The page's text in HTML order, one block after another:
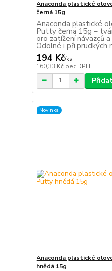
Anaconda plastické
černá 15g
Anaconda plastické
Putty černá 15g –
pro zatížení návazců
Odolné i při prudkých
194 Kč/ks
160,33 Kč bez DPH
Novinka
Anaconda plastické
hnědá 15g